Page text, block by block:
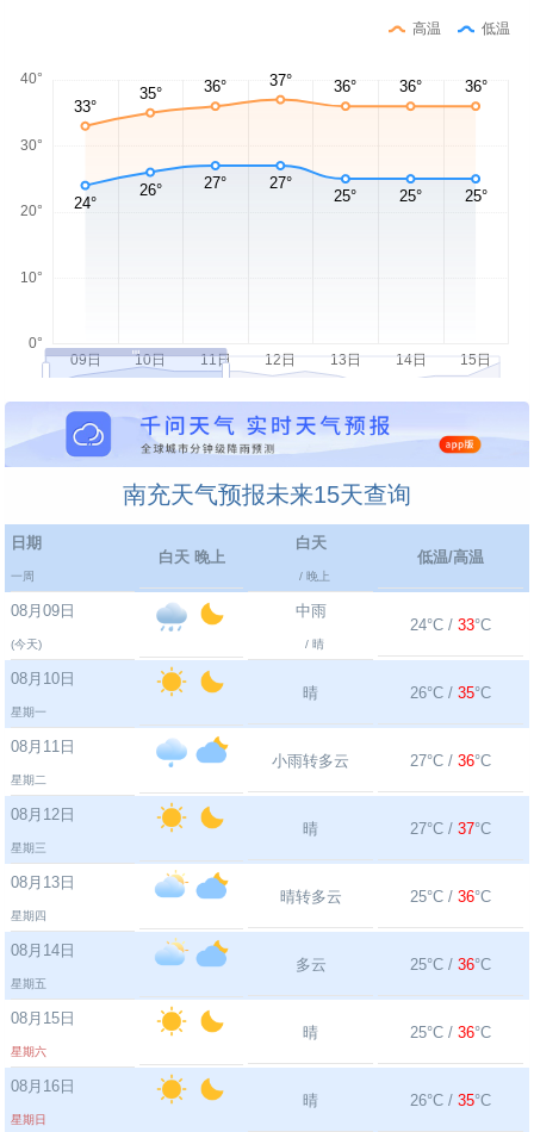
高温 低温
南充天气预报未来15天查询
日期
一周
白天 晚上
白天
/ 晚上
低温/高温
08月09日
(今天)
中雨
/ 晴
24°C / 33°C
08月10日
星期一
晴 26°C / 35°C
08月11日
星期二
小雨转多云 27°C / 36°C
08月12日
星期三
晴 27°C / 37°C
08月13日
星期四
晴转多云 25°C / 36°C
08月14日
星期五
多云 25°C / 36°C
08月15日
星期六
晴 25°C / 36°C
08月16日
星期日
晴 26°C / 35°C